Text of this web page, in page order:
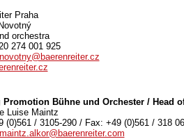
Praha
orchestra
274 001 925
novotny@baerenreiter.cz
Promotion Bühne und Orchester / Head
Luise Maintz
(0)561 / 3105-290 / Fax: +49 (0)561 / 318
maintz.alkor@baerenreiter.com